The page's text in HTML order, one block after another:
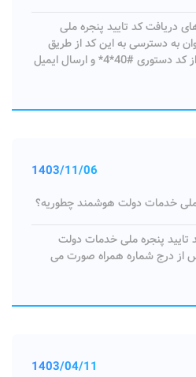
دریافت کد تایید پنجره ملی
به دسترسی به این کد از طریق
پیامک تلفن همراه، استفاده از کد دستوری #40*4* و ارسال ایمیل
1403/11/06
ملی خدمات دولت هوشمند چطوریه؟
تایید پنجره ملی خدمات دولت
از درج شماره همراه صورت می
1403/04/11